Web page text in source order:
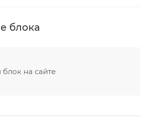
блока
на сайте